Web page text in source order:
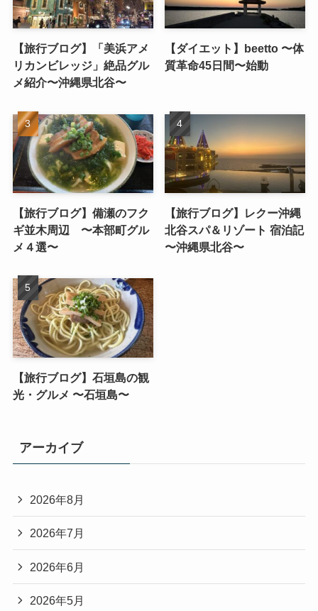
【旅行ブログ】「美浜アメ
リカンビレッジ」絶品グル
メ紹介〜沖縄県北谷〜
【ダイエット】beetto 〜体
質革命45日間〜始動
【旅行ブログ】備瀬のフク
ギ並木周辺 〜本部町グル
メ４選〜
【旅行ブログ】レクー沖縄
北谷スパ＆リゾート 宿泊記
〜沖縄県北谷〜
【旅行ブログ】石垣島の観
光・グルメ 〜石垣島〜
アーカイブ
2026年8月
2026年7月
2026年6月
2026年5月